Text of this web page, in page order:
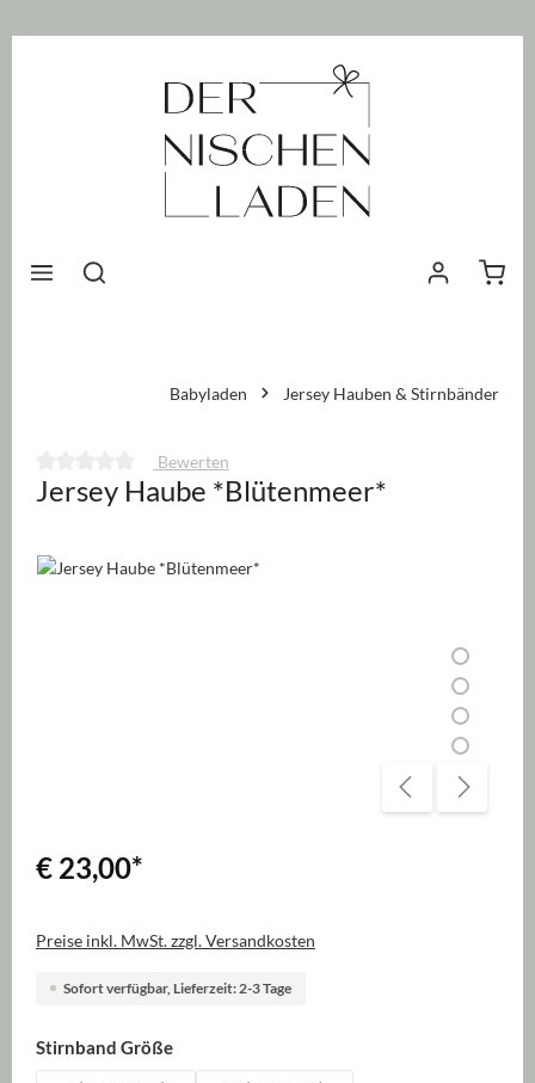
Babyladen Jersey Hauben & Stirnbänder
Durchschnittliche Bewertung von 0 von 5 Sternen
Bewerten
Jersey Haube *Blütenmeer*
Bildergalerie überspringen
€ 23,00*
Preise inkl. MwSt. zzgl. Versandkosten
Sofort verfügbar, Lieferzeit: 2-3 Tage
Stirnband Größeauswählen